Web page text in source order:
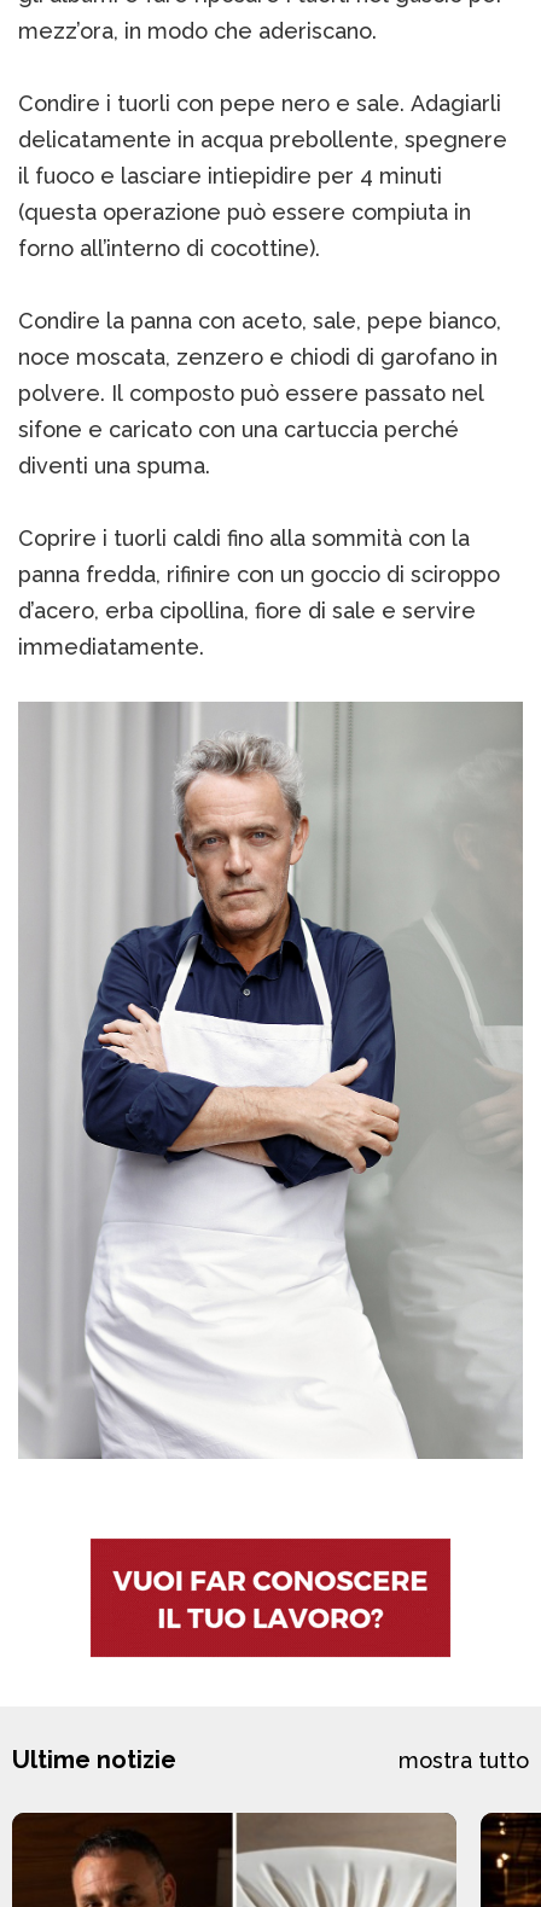
mezz’ora, in modo che aderiscano.
Condire i tuorli con pepe nero e sale. Adagiarli
delicatamente in acqua prebollente, spegnere
il fuoco e lasciare intiepidire per 4 minuti
(questa operazione può essere compiuta in
forno all’interno di cocottine).
Condire la panna con aceto, sale, pepe bianco,
noce moscata, zenzero e chiodi di garofano in
polvere. Il composto può essere passato nel
sifone e caricato con una cartuccia perché
diventi una spuma.
Coprire i tuorli caldi fino alla sommità con la
panna fredda, rifinire con un goccio di sciroppo
d’acero, erba cipollina, fiore di sale e servire
immediatamente.
Ultime notizie mostra tutto